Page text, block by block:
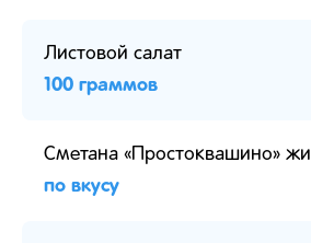
Листовой салат
100 граммов
Сметана «Простоквашино»
по вкусу